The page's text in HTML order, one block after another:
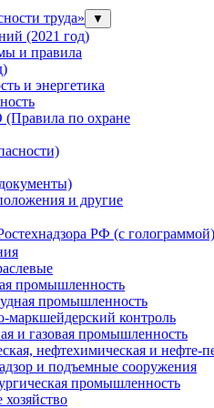
труда» ▼
(2021 год)
и правила
и энергетика
по охране
и другие
РФ (с голограммой)
промышленность
промышленность
контроль
и газовая промышленность
нефтехимическая и нефте-
и подъемные сооружения
промышленность